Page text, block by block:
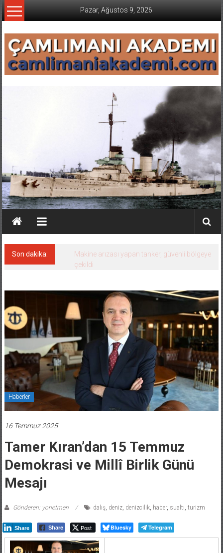
İçeriğe
geç
Pazar, Ağustos 9, 2026
Son dakika:
Makine arızası yapan tanker, güvenli bölgeye
çekildi
Haberler
16 Temmuz 2025
Tamer Kıran’dan 15 Temmuz
Demokrasi ve Millî Birlik Günü
Mesajı
Gönderen: yonetmen dalış, deniz, denizcilik, haber, sualtı turizm
Share Share Post Bluesky Telegram